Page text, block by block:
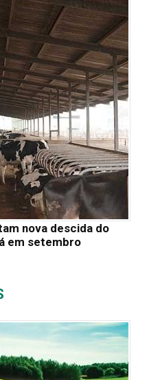
nova descida do
em setembro